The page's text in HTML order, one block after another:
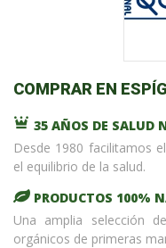
COMPRAR EN
35 AÑOS DE SALUD
Desde 1980 facilitamos
el equilibrio de la salud.
PRODUCTOS 100%
Una amplia selección
orgánicos de primeras